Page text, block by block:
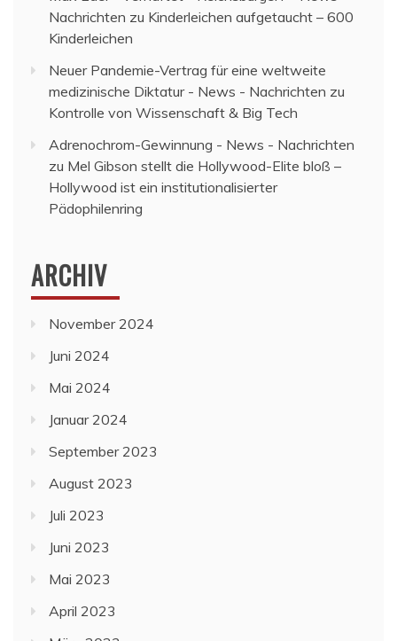
Nachrichten zu Kinderleichen aufgetaucht – 600
Kinderleichen
Neuer Pandemie-Vertrag für eine weltweite
medizinische Diktatur - News - Nachrichten zu
Kontrolle von Wissenschaft & Big Tech
Adrenochrom-Gewinnung - News - Nachrichten
zu Mel Gibson stellt die Hollywood-Elite bloß –
Hollywood ist ein institutionalisierter
Pädophilenring
ARCHIV
November 2024
Juni 2024
Mai 2024
Januar 2024
September 2023
August 2023
Juli 2023
Juni 2023
Mai 2023
April 2023